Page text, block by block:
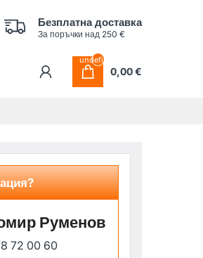
Безплатна доставка
За поръчки над 250 €
undefined
0,00 €
Руменов
72 00 60